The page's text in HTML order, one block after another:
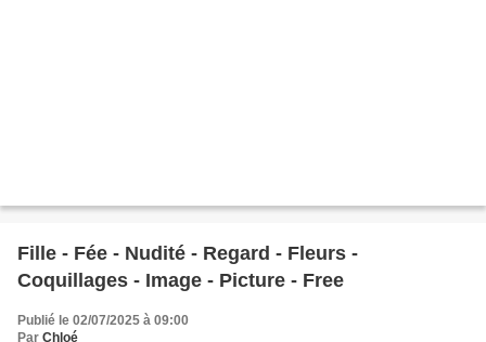
Fille - Fée - Nudité - Regard - Fleurs -
Coquillages - Image - Picture - Free
Publié le 02/07/2025 à 09:00
Par Chloé